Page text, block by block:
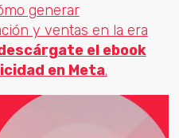
generar
y ventas en la era
el ebook
en Meta.